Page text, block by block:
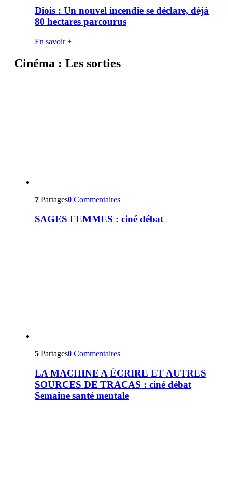
Diois : Un nouvel incendie se déclare, déjà
80 hectares parcourus
En savoir +
Cinéma : Les sorties
7 Partages0 Commentaires
SAGES FEMMES : ciné débat
5 Partages0 Commentaires
LA MACHINE A ÉCRIRE ET AUTRES
SOURCES DE TRACAS : ciné débat
Semaine santé mentale